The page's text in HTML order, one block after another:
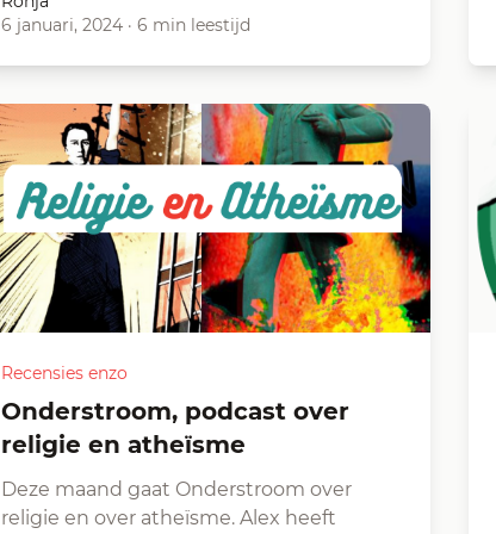
6 januari, 2024 · 6 min leestijd
Recensies enzo
Onderstroom, podcast over
religie en atheïsme
Deze maand gaat Onderstroom over
religie en over atheïsme. Alex heeft